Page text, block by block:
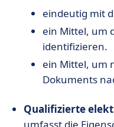
eindeutig mit
ein Mittel, um
identifizieren.
ein Mittel, um
Dokuments
Qualifizierte